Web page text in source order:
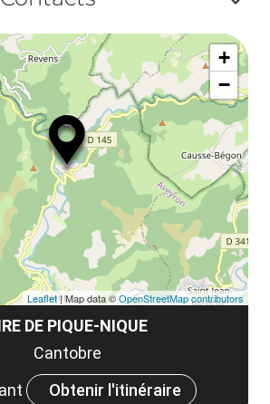
ou
ou
DE PIQUE-NIQUE
Cantobre
Obtenir l'itinéraire
+
−
Leaflet| Map data ©OpenStreetMap contributors